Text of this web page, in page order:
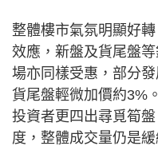
整體樓市氣氛明顯好
效應，新盤及貨尾盤
場亦同樣受惠，部分
貨尾盤輕微加價約3%
投資者更四出尋覓筍
度，整體成交量仍是